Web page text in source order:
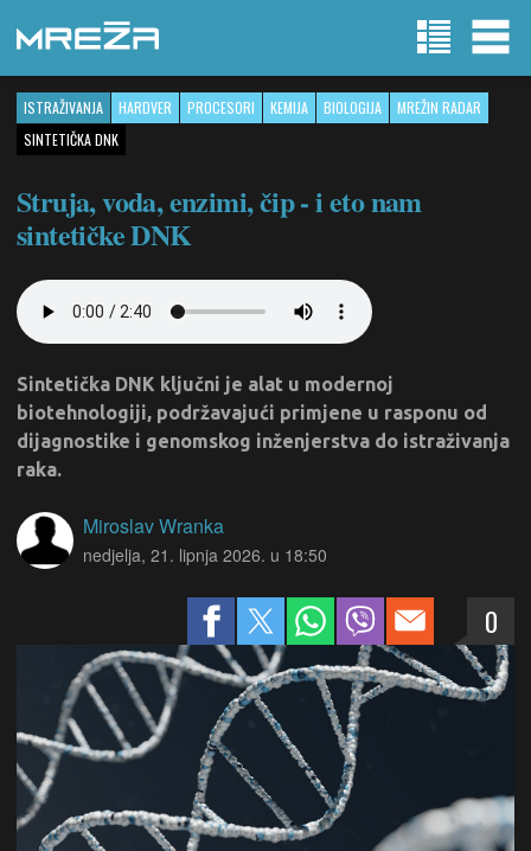
ISTRAŽIVANJA HARDVER PROCESORI KEMIJA BIOLOGIJA
MREŽIN RADAR
SINTETIČKA DNK
Struja, voda, enzimi, čip - i eto nam
sintetičke DNK
Sintetička DNK ključni je alat u modernoj
biotehnologiji, podržavajući primjene u rasponu od
dijagnostike i genomskog inženjerstva do istraživanja
raka.
Miroslav Wranka
nedjelja, 21. lipnja 2026. u 18:50
0